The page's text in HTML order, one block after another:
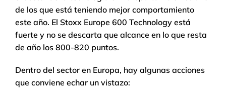
de los que está teniendo mejor comportamiento
este año. El Stoxx Europe 600 Technology está
fuerte y no se descarta que alcance en lo que resta
de año los 800-820 puntos.
Dentro del sector en Europa, hay algunas acciones
que conviene echar un vistazo: